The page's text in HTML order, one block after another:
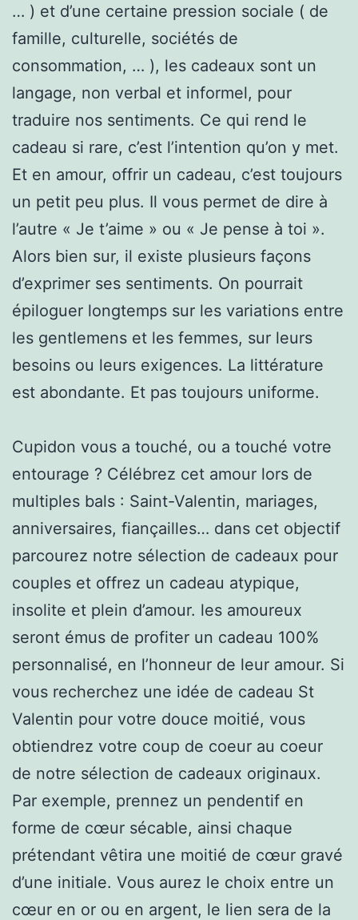
… ) et d’une certaine pression sociale ( de
famille, culturelle, sociétés de
consommation, … ), les cadeaux sont un
langage, non verbal et informel, pour
traduire nos sentiments. Ce qui rend le
cadeau si rare, c’est l’intention qu’on y met.
Et en amour, offrir un cadeau, c’est toujours
un petit peu plus. Il vous permet de dire à
l’autre « Je t’aime » ou « Je pense à toi ».
Alors bien sur, il existe plusieurs façons
d’exprimer ses sentiments. On pourrait
épiloguer longtemps sur les variations entre
les gentlemens et les femmes, sur leurs
besoins ou leurs exigences. La littérature
est abondante. Et pas toujours uniforme.
Cupidon vous a touché, ou a touché votre
entourage ? Célébrez cet amour lors de
multiples bals : Saint-Valentin, mariages,
anniversaires, fiançailles… dans cet objectif
parcourez notre sélection de cadeaux pour
couples et offrez un cadeau atypique,
insolite et plein d’amour. les amoureux
seront émus de profiter un cadeau 100%
personnalisé, en l’honneur de leur amour. Si
vous recherchez une idée de cadeau St
Valentin pour votre douce moitié, vous
obtiendrez votre coup de coeur au coeur
de notre sélection de cadeaux originaux.
Par exemple, prennez un pendentif en
forme de cœur sécable, ainsi chaque
prétendant vêtira une moitié de cœur gravé
d’une initiale. Vous aurez le choix entre un
cœur en or ou en argent, le lien sera de la